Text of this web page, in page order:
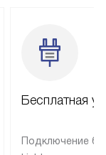
Бесплатная
Подключение